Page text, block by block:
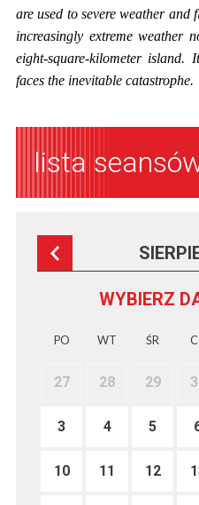
are used to severe weather
increasingly extreme weather
eight-square-kilometer island.
faces the inevitable catastrophe.
lista
WYBIERZ
PO WT ŚR
27 28 29
3 4 5
10 11 12